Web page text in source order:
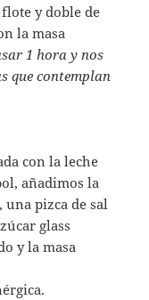
y doble de
la masa
1 hora y nos
que contemplan
con la leche
añadimos la
pizca de sal
glass
y la masa